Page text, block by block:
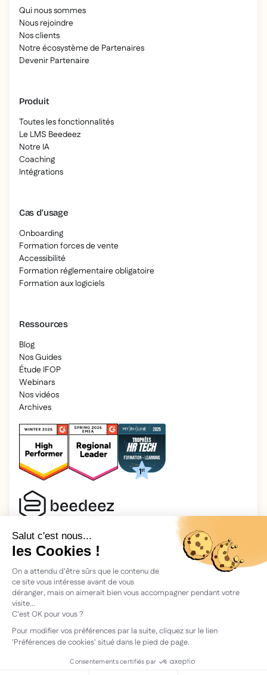
Qui nous sommes
Nous rejoindre
Nos clients
Notre écosystème de Partenaires
Devenir Partenaire
Produit
Toutes les fonctionnalités
Le LMS Beedeez
Notre IA
Coaching
Intégrations
Cas d’usage
Onboarding
Formation forces de vente
Accessibilité
Formation réglementaire obligatoire
Formation aux logiciels
Ressources
Blog
Nos Guides
Étude IFOP
Webinars
Nos vidéos
Archives
2026 Beedeez. Tous droits réservés.
Mentions légales
Beedeez, c’est une start-up fondée en 2015 par quatre férus
d’apprentissage : Morgan, Rémi, Quentin, Julien, avec une
vision simple : faciliter l'apprentissage et la transmission des